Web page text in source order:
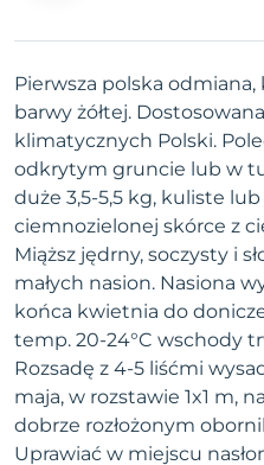
Pierwsza polska
barwy żółtej.
klimatycznych Polski.
odkrytym gruncie lub w
duże 3,5-5,5 kg, kuliste
ciemnozielonej skórce z
Miąższ jędrny, soczysty i
małych nasion. Nasiona
końca kwietnia do
temp. 20-24°C wschody
Rozsadę z 4-5 liśćmi
maja, w rozstawie 1x1 m,
dobrze rozłożonym
Uprawiać w miejscu